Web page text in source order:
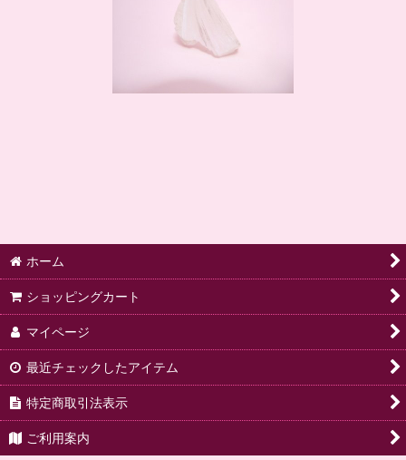
ホーム
ショッピングカート
マイページ
最近チェックしたアイテム
特定商取引法表示
ご利用案内